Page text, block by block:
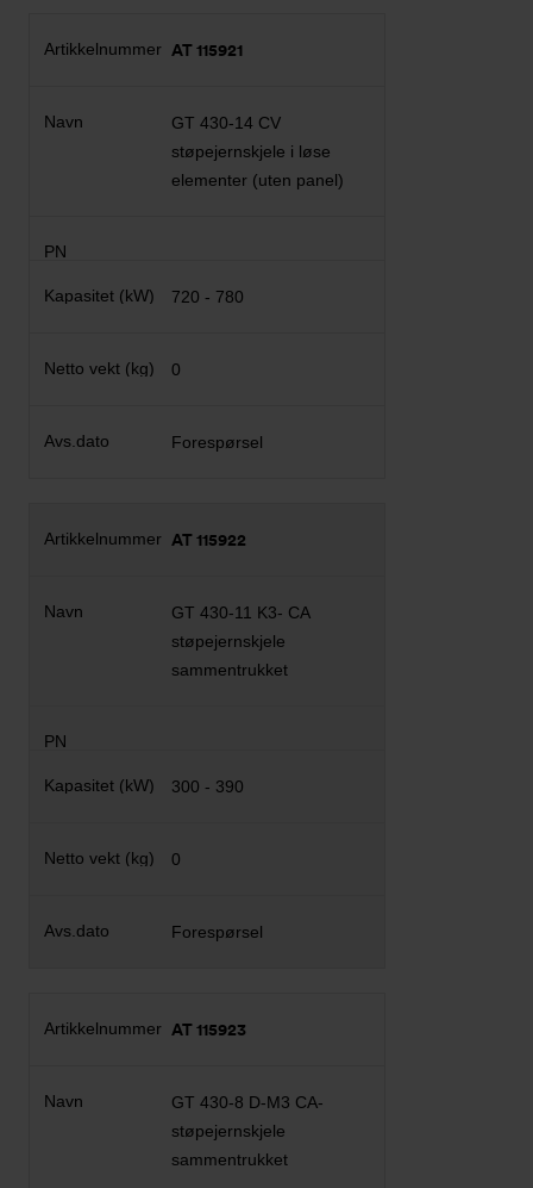
AT 115921
GT 430-14 CV
støpejernskjele i løse
elementer (uten panel)
720 - 780
0
Forespørsel
AT 115922
GT 430-11 K3- CA
støpejernskjele
sammentrukket
300 - 390
0
Forespørsel
AT 115923
GT 430-8 D-M3 CA-
støpejernskjele
sammentrukket